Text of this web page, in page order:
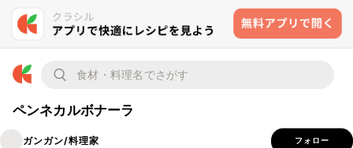
ペンネカルボナーラ
ガンガン/料理家 フォロー